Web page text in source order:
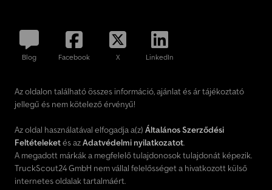
Blog Facebook X LinkedIn
Az oldalon található összes információ, ajánlat és ár tájékoztató
jellegű és nem kötelező érvényű!
Az oldal használatával elfogadja a(z) Általános Szerződési
Feltételeketés azAdatvédelmi nyilatkozatot.
A megadott márkák a megfelelő tulajdonosok tulajdonát képezik.
TruckScout24 GmbH nem vállal felelősséget a hivatkozott külső
internetes oldalak tartalmáért.